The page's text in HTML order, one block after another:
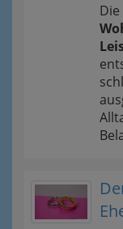
Die